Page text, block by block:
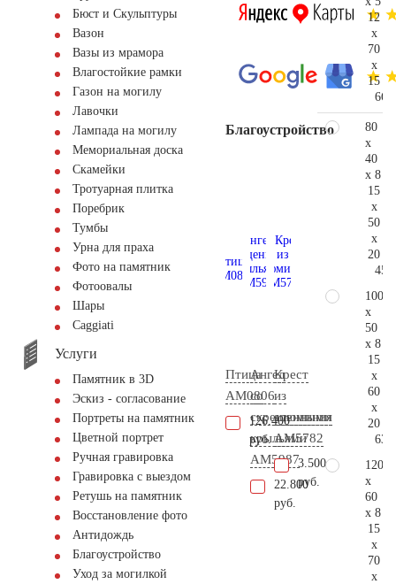
Бюст и Скульптуры
Вазон
Вазы из мрамора
Влагостойкие рамки
Газон на могилу
Лавочки
Лампада на могилу
Мемориальная доска
Скамейки
Тротуарная плитка
Поребрик
Тумбы
Урна для праха
Фото на памятник
Фотоовалы
Шары
Сaggiati
Услуги
Памятник в 3D
Эскиз - согласование
Портреты на памятник
Цветной портрет
Ручная гравировка
Гравировка с выездом
Ретушь на памятник
Восстановление фото
Антидождь
Благоустройство
Уход за могилкой
Благоустройство
Птица
AM0806
126.400
руб.
Ангел
со
скрещенными
крыльями
AM5987
22.800
руб.
Крест
из
алюминия
AM5782
3.500
руб.
12
x
70
x
15
80
x
40
x 8
15
x
50
x
20
100
x
50
x 8
15
x
60
x
20
120
x
60
x 8
15
x
70
x